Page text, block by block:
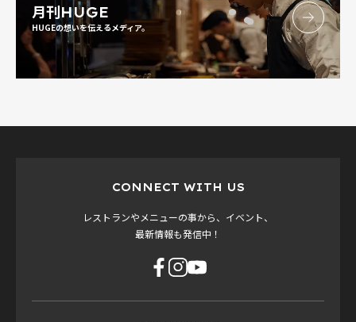
月刊HUGE
HUGEの想いを伝えるメディア。
CONNECT WITH US
レストランやメニューの事から、イベント、
最新情報も発信中！